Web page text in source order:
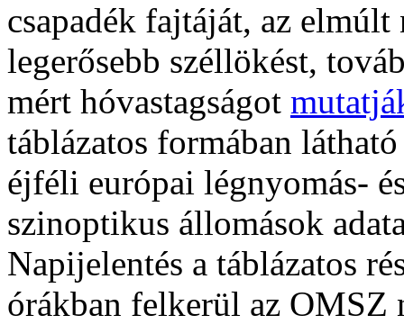
csapadék fajtáját, az elmúlt
legerősebb széllökést,
mért hóvastagságot
táblázatos formában
éjféli európai légnyomás-
szinoptikus állomások
Napijelentés a táblázatos
órákban felkerül az OMSZ